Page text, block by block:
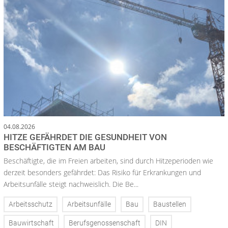
04.08.2026
HITZE GEFÄHRDET DIE GESUNDHEIT VON
BESCHÄFTIGTEN AM BAU
Beschäftigte, die im Freien arbeiten, sind durch Hitzeperioden wie
derzeit besonders gefährdet: Das Risiko für Erkrankungen und
Arbeitsunfälle steigt nachweislich. Die Be...
Arbeitsschutz Arbeitsunfälle Bau Baustellen
Bauwirtschaft Berufsgenossenschaft DIN